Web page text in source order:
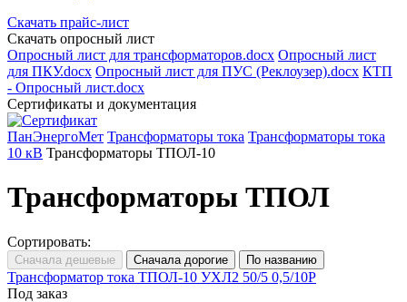
Скачать прайс-лист
Скачать опросный лист
Опросный лист для трансформаторов.docx Опросный лист
для ПКУ.docx Опросный лист для ПУС (Реклоузер).docx КТП
- Опросный лист.docx
Сертификаты и документация
ПанЭнергоМет Трансформаторы тока Трансформаторы тока
10 кВ Трансформаторы ТПОЛ-10
Трансформаторы ТПОЛ
Сортировать:
Трансформатор тока ТПОЛ-10 УХЛ2 50/5 0,5/10Р
Под заказ